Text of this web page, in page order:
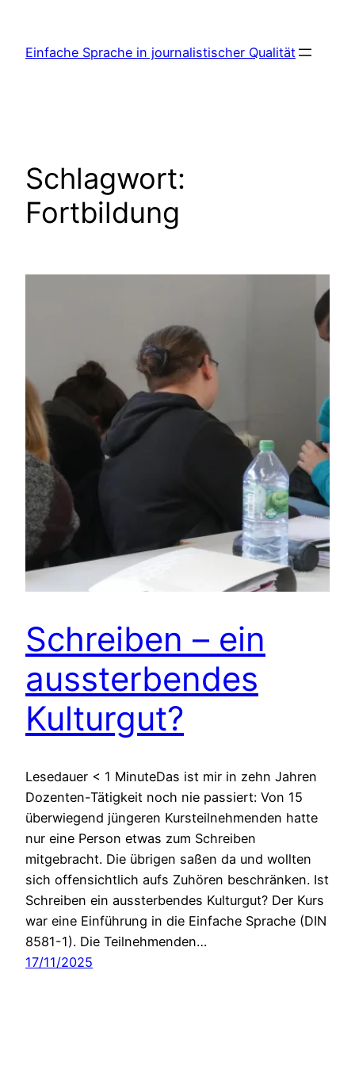
springen
Einfache Sprache in journalistischer Qualität
Schlagwort:
Fortbildung
Schreiben – ein
aussterbendes
Kulturgut?
Lesedauer < 1 MinuteDas ist mir in zehn Jahren
Dozenten-Tätigkeit noch nie passiert: Von 15
überwiegend jüngeren Kursteilnehmenden hatte
nur eine Person etwas zum Schreiben
mitgebracht. Die übrigen saßen da und wollten
sich offensichtlich aufs Zuhören beschränken. Ist
Schreiben ein aussterbendes Kulturgut? Der Kurs
war eine Einführung in die Einfache Sprache (DIN
8581-1). Die Teilnehmenden…
17/11/2025